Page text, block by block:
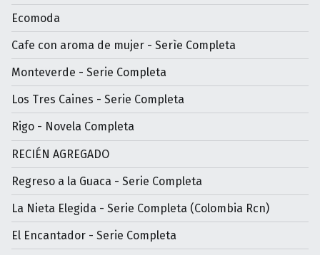
Ecomoda
Cafe con aroma de mujer - Serìe Completa
Monteverde - Serie Completa
Los Tres Caines - Serie Completa
Rigo - Novela Completa
RECIÉN AGREGADO
Regreso a la Guaca - Serie Completa
La Nieta Elegida - Serie Completa (Colombia Rcn)
El Encantador - Serie Completa